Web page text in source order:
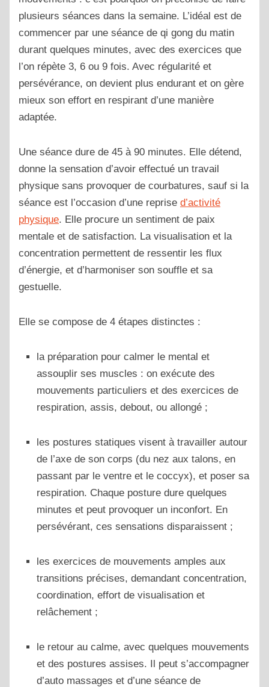
plusieurs séances dans la semaine. L’idéal est de
commencer par une séance de qi gong du matin
durant quelques minutes, avec des exercices que
l’on répète 3, 6 ou 9 fois. Avec régularité et
persévérance, on devient plus endurant et on gère
mieux son effort en respirant d’une manière
adaptée.
Une séance dure de 45 à 90 minutes. Elle détend,
donne la sensation d’avoir effectué un travail
physique sans provoquer de courbatures, sauf si la
séance est l’occasion d’une reprise d’activité
physique. Elle procure un sentiment de paix
mentale et de satisfaction. La visualisation et la
concentration permettent de ressentir les flux
d’énergie, et d’harmoniser son souffle et sa
gestuelle.
Elle se compose de 4 étapes distinctes :
la préparation pour calmer le mental et
assouplir ses muscles : on exécute des
mouvements particuliers et des exercices de
respiration, assis, debout, ou allongé ;
les postures statiques visent à travailler autour
de l’axe de son corps (du nez aux talons, en
passant par le ventre et le coccyx), et poser sa
respiration. Chaque posture dure quelques
minutes et peut provoquer un inconfort. En
persévérant, ces sensations disparaissent ;
les exercices de mouvements amples aux
transitions précises, demandant concentration,
coordination, effort de visualisation et
relâchement ;
le retour au calme, avec quelques mouvements
et des postures assises. Il peut s’accompagner
d’auto massages et d’une séance de